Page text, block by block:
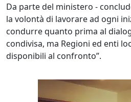
Da parte del ministero -
la volontà di lavorare ad ogni
condurre quanto prima al
condivisa, ma Regioni ed enti
disponibili al confronto”.